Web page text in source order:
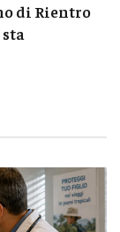
di Rientro